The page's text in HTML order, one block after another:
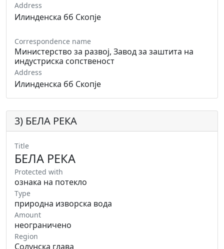
Address
Илинденска бб Скопје
Correspondence name
Министерство за развој, Завод за заштита на
индустриска сопственост
Address
Илинденска бб Скопје
3) БЕЛА РЕКА
Title
БЕЛА РЕКА
Protected with
ознака на потекло
Type
природна изворска вода
Amount
неограничено
Region
Солунска глава